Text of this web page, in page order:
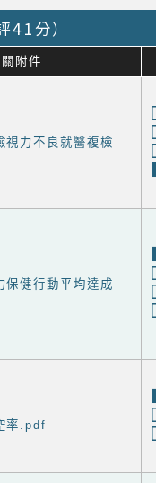
分）
附件
力不良就醫複檢
健行動平均達成
率.pdf